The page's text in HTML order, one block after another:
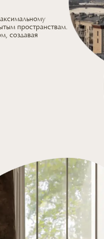
пространствам.
создавая